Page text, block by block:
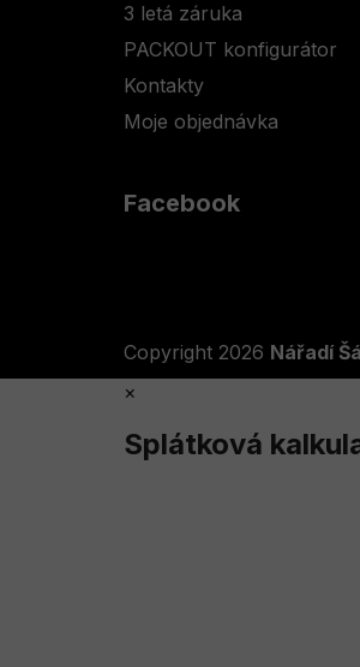
3 letá záruka
PACKOUT konfigurátor
Kontakty
Moje objednávka
Facebook
Copyright 2026 Nářadí
×
Splátková